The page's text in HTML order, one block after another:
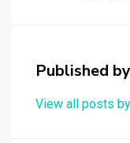
Published by
View all posts